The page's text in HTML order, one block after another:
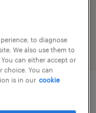
to diagnose
We also use them to
can either accept or
choice. You can
is in our cookie